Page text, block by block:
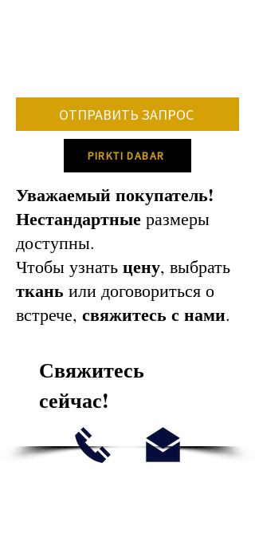
12 savaičių.
Dėl konkretaus gamybos termino
ОТПРАВИТЬ ЗАПРОС
PIRKTI DABAR
Уважаемый покупатель!
Нестандартные размеры
доступны.
Чтобы узнать цену, выбрать
ткань или договориться о
встрече, свяжитесь с нами.
Свяжитесь
сейчас!